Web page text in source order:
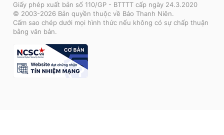
Giấy phép xuất bản số 110/GP - BTTTT cấp ngày 24.3.2020
© 2003-2026 Bản quyền thuộc về Báo Thanh Niên.
Cấm sao chép dưới mọi hình thức nếu không có sự chấp thuận
bằng văn bản.